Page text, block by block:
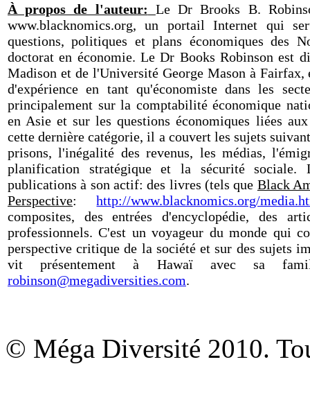
À propos de l'auteur: Le Dr Brooks B.
www.blacknomics.org, un portail Internet qui
questions, politiques et plans économiques des
doctorat en économie. Le Dr Books Robinson est
Madison et de l'Université George Mason à
d'expérience en tant qu'économiste dans les
principalement sur la comptabilité économique
en Asie et sur les questions économiques liées
cette dernière catégorie, il a couvert les sujets
prisons, l'inégalité des revenus, les médias,
planification stratégique et la sécurité sociale.
publications à son actif: des livres (tels que Black
Perspective:http://www.blacknomics.org/
composites, des entrées d'encyclopédie, des
professionnels. C'est un voyageur du monde qui
perspective critique de la société et sur des sujets
vit présentement à Hawaï avec sa
robinson@megadiversities.com.
© Méga Diversité 2010.